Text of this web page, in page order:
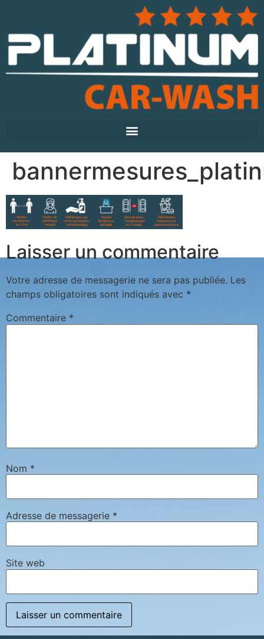
Laisser un commentaire
Votre adresse de messagerie ne sera pas publiée. Les
champs obligatoires sont indiqués avec *
Commentaire *
Nom *
Adresse de messagerie *
Site web